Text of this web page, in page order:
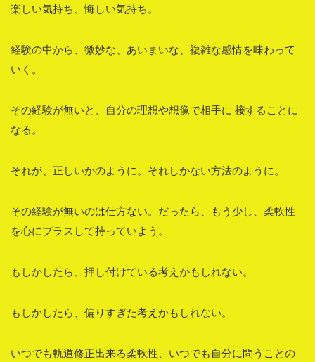
楽しい気持ち、悔しい気持ち。
経験の中から、微妙な、あいまいな、複雑な感情を味わって
いく。
その経験が無いと、自分の理想や想像で相手に 接することに
なる。
それが、正しいかのように。それしかない方法のように。
その経験が無いのは仕方ない。だったら、もう少し、柔軟性
を心にプラスして持っていよう。
もしかしたら、押し付けている考えかもしれない。
もしかしたら、偏りすぎた考えかもしれない。
いつでも軌道修正出来る柔軟性、いつでも自分に問うことの